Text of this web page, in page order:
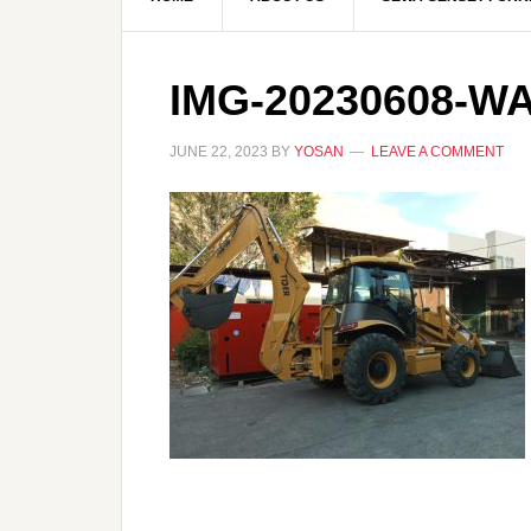
IMG-20230608-
JUNE 22, 2023 BY YOSAN LEAVE A COMMENT